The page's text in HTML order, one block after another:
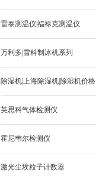
雷泰测温仪|福禄克测温仪
万利多|雪科制冰机系列
除湿机|上海除湿机|除湿机价格
英思科气体检测仪
霍尼韦尔检测仪
激光尘埃粒子计数器